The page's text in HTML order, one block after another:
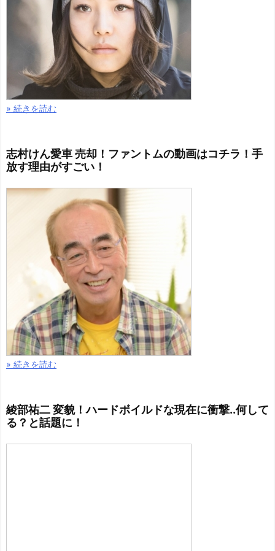
» 続きを読む
志村けん愛車 売却！ファントムの動画はコチラ！手
放す理由がすごい！
» 続きを読む
綾部祐二 変貌！ハードボイルドな現在に衝撃..何して
る？と話題に！